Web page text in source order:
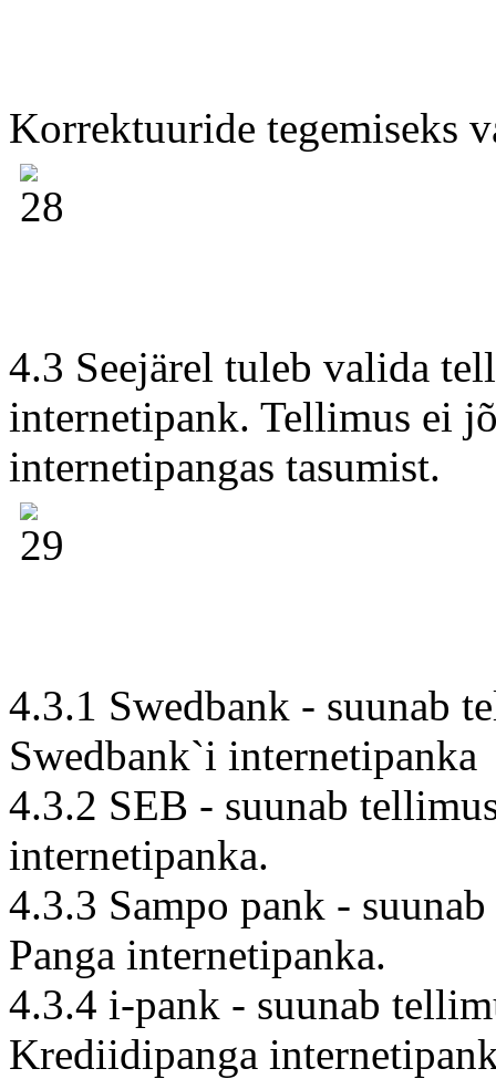
Korrektuuride tegemiseks
4.3 Seejärel tuleb valida
internetipank. Tellimus ei
internetipangas tasumist.
4.3.1 Swedbank - suunab
Swedbank`i internetipanka
4.3.2 SEB - suunab
internetipanka.
4.3.3 Sampo pank -
Panga internetipanka.
4.3.4 i-pank - suunab
Krediidipanga